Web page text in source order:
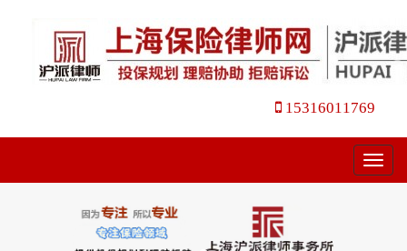
15316011769
菜
单